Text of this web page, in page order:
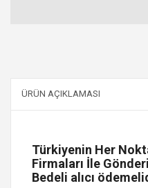
ÜRÜN AÇIKLAMASI
Türkiyenin Her
Firmaları İle
Bedeli alıcı